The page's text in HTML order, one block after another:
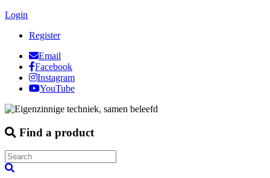
Login
Register
Email
Facebook
Instagram
YouTube
Find a product